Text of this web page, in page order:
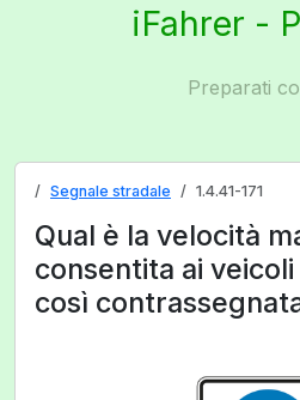
iFahrer -
Preparati
Segnale stradale 1.4.41-171
Qual è la velocità
consentita ai
così